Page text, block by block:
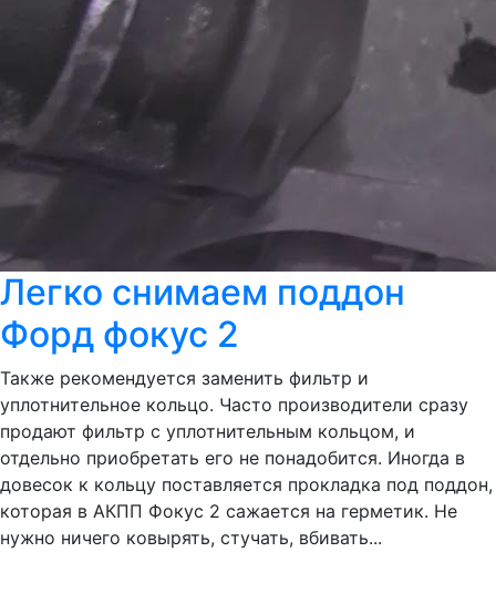
Легко снимаем поддон
Форд фокус 2
Также рекомендуется заменить фильтр и
уплотнительное кольцо. Часто производители сразу
продают фильтр с уплотнительным кольцом, и
отдельно приобретать его не понадобится. Иногда в
довесок к кольцу поставляется прокладка под поддон,
которая в АКПП Фокус 2 сажается на герметик. Не
нужно ничего ковырять, стучать, вбивать...